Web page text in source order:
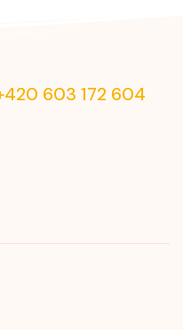
603 172 604